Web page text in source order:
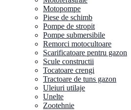
Motopompe
Piese de schimb
Pompe de stropit
Pompe submersibile
Remorci motocultoare
Scarificatoare pentru gazon
Scule constructii
Tocatoare crengi
Tractoare de tuns gazon
Uleiuri utilaje
Unelte
Zootehnie